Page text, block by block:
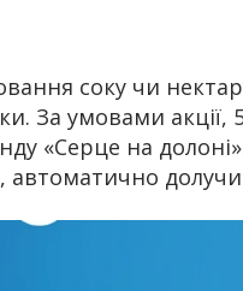
соку чи
За умовами акції,
«Серце на